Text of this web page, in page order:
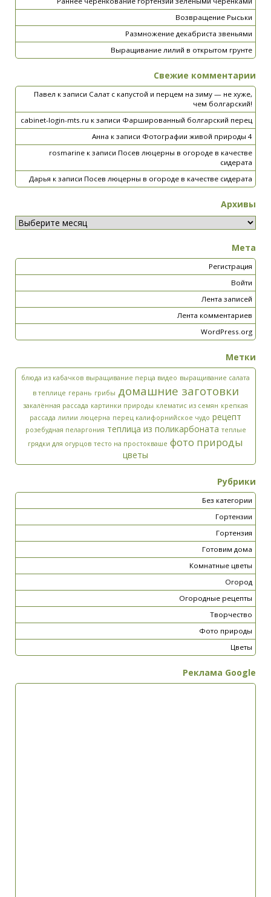
Возвращение Рыськи
Размножение декабриста звеньями
Выращивание лилий в открытом грунте
Свежие комментарии
Павел к записи Салат с капустой и перцем на зиму — не хуже,
чем болгарский!
cabinet-login-mts.ru к записи Фаршированный болгарский перец
Анна к записи Фотографии живой природы 4
rosmarine к записи Посев люцерны в огороде в качестве
сидерата
Дарья к записи Посев люцерны в огороде в качестве сидерата
Архивы
Мета
Регистрация
Войти
Лента записей
Лента комментариев
WordPress.org
Метки
блюда из кабачков выращивание перца видео выращивание салата
в теплице герань грибы домашние заготовки
закалённая рассада картинки природы клематис из семян крепкая
рассада лилии люцерна перец калифорнийское чудо рецепт
розебудная пеларгония теплица из поликарбоната теплые
грядки для огурцов тесто на простокваше фото природы
цветы
Рубрики
Без категории
Гортензии
Гортензия
Готовим дома
Комнатные цветы
Огород
Огородные рецепты
Творчество
Фото природы
Цветы
Реклама Google